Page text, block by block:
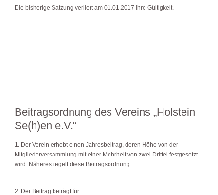
Die bisherige Satzung verliert am 01.01.2017 ihre Gültigkeit.
Beitragsordnung des Vereins „Holstein
Se(h)en e.V.“
1. Der Verein erhebt einen Jahresbeitrag, deren Höhe von der
Mitgliederversammlung mit einer Mehrheit von zwei Drittel festgesetzt
wird. Näheres regelt diese Beitragsordnung.
2. Der Beitrag beträgt für: